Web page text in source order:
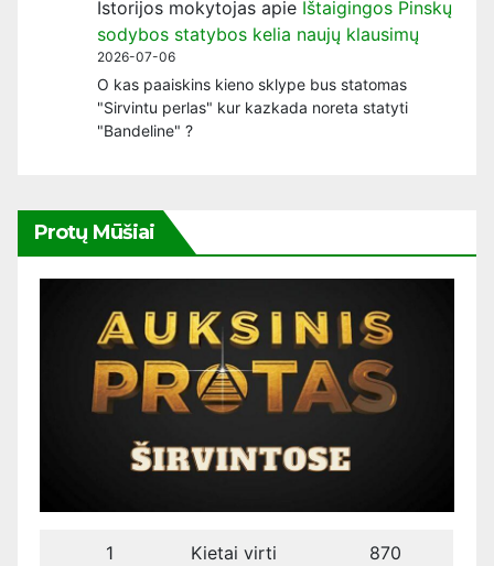
Istorijos mokytojas apie Ištaigingos Pinskų
sodybos statybos kelia naujų klausimų
2026-07-06
O kas paaiskins kieno sklype bus statomas
"Sirvintu perlas" kur kazkada noreta statyti
"Bandeline" ?
Protų Mūšiai
1 Kietai virti 870